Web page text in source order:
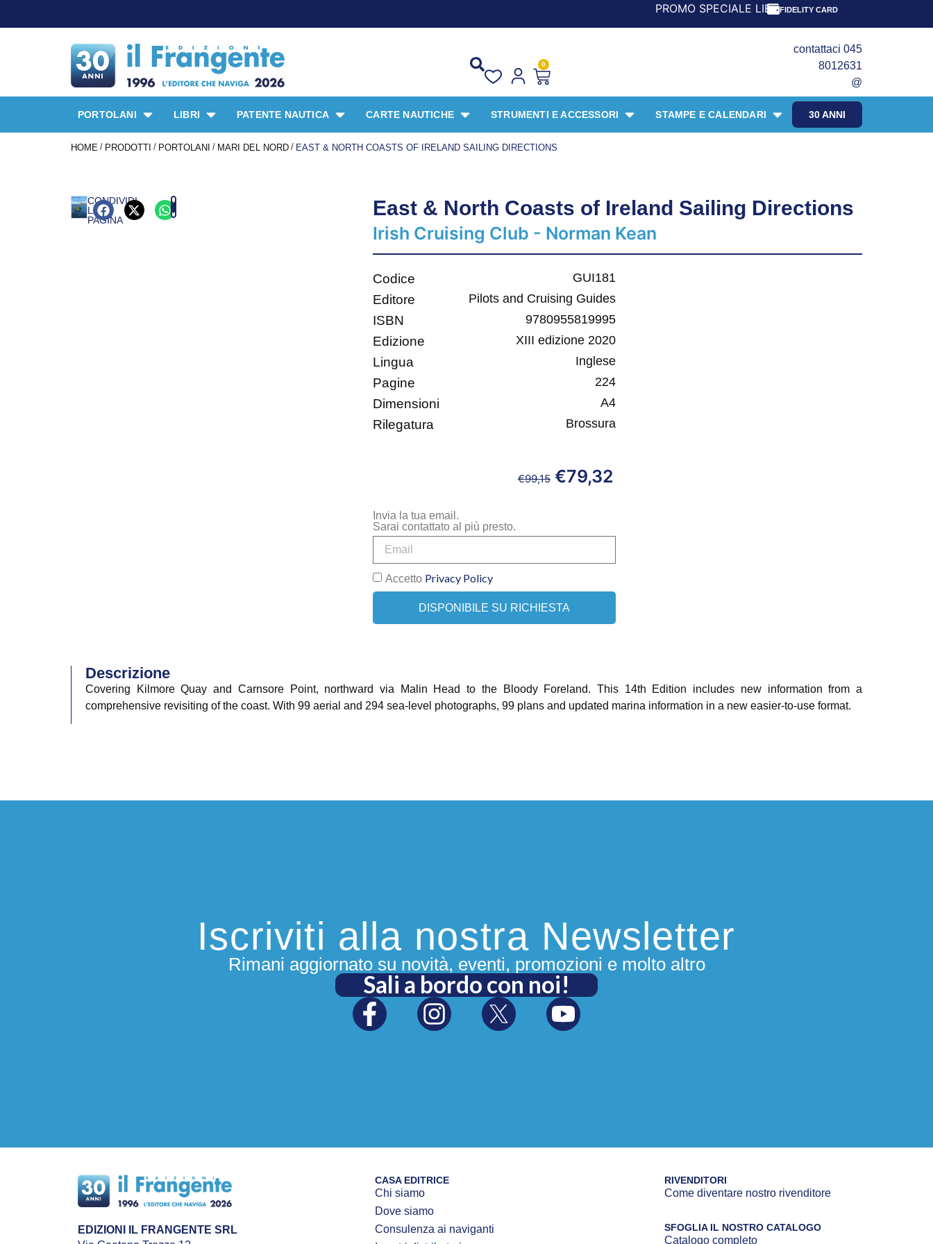
PROMO SPECIALE LIBRI PER I 30 ANNI DEL
FIDELITY CARD
0
contattaci 045
8012631
@
30 ANNI
PORTOLANI LIBRI PATENTE NAUTICA CARTE NAUTICHE STRUMENTI E ACCESSORI STAMPE E CALENDARI
HOME / PRODOTTI / PORTOLANI / MARI DEL NORD / EAST & NORTH COASTS OF IRELAND SAILING DIRECTIONS
CONDIVIDI
LA
PAGINA
East & North Coasts of Ireland Sailing Directions
Irish Cruising Club - Norman Kean
Codice GUI181
Editore Pilots and Cruising Guides
ISBN 9780955819995
Edizione XIII edizione 2020
Lingua Inglese
Pagine 224
Dimensioni A4
Rilegatura Brossura
€99,15 €79,32
Invia la tua email.
Sarai contattato al più presto.
Accetto Privacy Policy
DISPONIBILE SU RICHIESTA
Descrizione
Covering Kilmore Quay and Carnsore Point, northward via Malin Head to the Bloody Foreland. This 14th Edition includes new information from a
comprehensive revisiting of the coast. With 99 aerial and 294 sea-level photographs, 99 plans and updated marina information in a new easier-to-use format.
Iscriviti alla nostra Newsletter
Rimani aggiornato su novità, eventi, promozioni e molto altro
Sali a bordo con noi!
EDIZIONI IL FRANGENTE SRL
CASA EDITRICE
Chi siamo
Dove siamo
Consulenza ai naviganti
RIVENDITORI
Come diventare nostro rivenditore
SFOGLIA IL NOSTRO CATALOGO
Catalogo completo